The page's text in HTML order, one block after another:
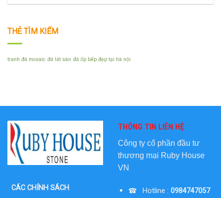
THẺ TÌM KIẾM
tranh đá mosaic đá lát sàn đá ốp bếp đẹp tại hà nội
CÁC CHÍNH SÁCH
THÔNG TIN LIÊN HỆ
Công ty cổ phần đầu tư
thương mại Ruby House
VN
☎ Hotline : 0984747057